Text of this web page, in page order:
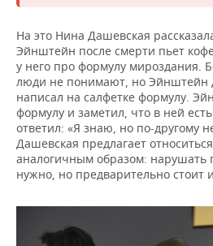
На это Нина Дашевская
Эйнштейн после смерти пьет
у него про формулу мироздания.
люди не понимают, но Эйнштейн
написал на салфетке формулу.
формулу и заметил, что в ней
ответил: «Я знаю, но по-другому
Дашевская предлагает
аналогичным образом: нарушать
нужно, но предварительно стоит